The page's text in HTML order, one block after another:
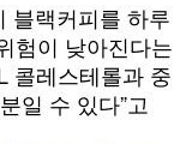
블랙커피를 하루
험이 낮아진다는
콜레스테롤과 중
일 수 있다”고